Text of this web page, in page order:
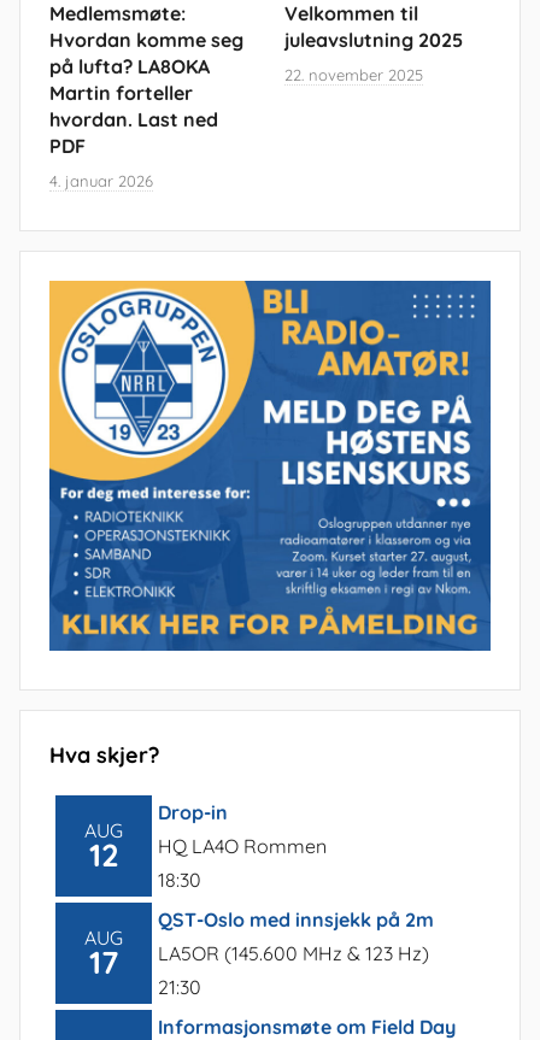
Medlemsmøte:
Hvordan komme seg
på lufta? LA8OKA
Martin forteller
hvordan. Last ned
PDF
4. januar 2026
Velkommen til
juleavslutning 2025
22. november 2025
Hva skjer?
AUG
12
Drop-in
HQ LA4O Rommen
18:30
AUG
17
QST-Oslo med innsjekk på 2m
LA5OR (145.600 MHz & 123 Hz)
21:30
Informasjonsmøte om Field Day